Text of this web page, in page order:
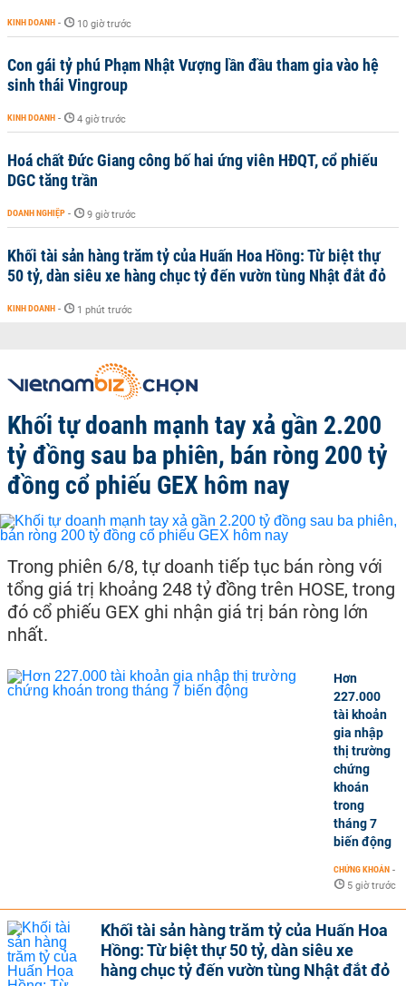
KINH DOANH - 10 giờ trước
Con gái tỷ phú Phạm Nhật Vượng lần đầu tham gia vào hệ
sinh thái Vingroup
KINH DOANH - 4 giờ trước
Hoá chất Đức Giang công bố hai ứng viên HĐQT, cổ phiếu
DGC tăng trần
DOANH NGHIỆP - 9 giờ trước
Khối tài sản hàng trăm tỷ của Huấn Hoa Hồng: Từ biệt thự
50 tỷ, dàn siêu xe hàng chục tỷ đến vườn tùng Nhật đắt đỏ
KINH DOANH - 1 phút trước
Khối tự doanh mạnh tay xả gần 2.200
tỷ đồng sau ba phiên, bán ròng 200 tỷ
đồng cổ phiếu GEX hôm nay
Trong phiên 6/8, tự doanh tiếp tục bán ròng với
tổng giá trị khoảng 248 tỷ đồng trên HOSE, trong
đó cổ phiếu GEX ghi nhận giá trị bán ròng lớn
nhất.
Hơn
227.000
tài khoản
gia nhập
thị trường
chứng
khoán
trong
tháng 7
biến động
CHỨNG KHOÁN -
5 giờ trước
Khối tài sản hàng trăm tỷ của Huấn Hoa
Hồng: Từ biệt thự 50 tỷ, dàn siêu xe
hàng chục tỷ đến vườn tùng Nhật đắt đỏ